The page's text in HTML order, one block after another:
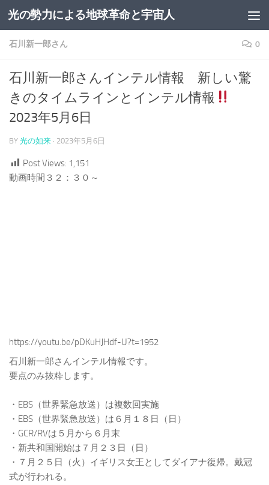
コンテンツへスキップ
光の勢力による地球革命と宇宙人
石川新一郎さん 0
石川新一郎さんインテル情報 新しい驚
きのタイムラインとインテル情報
2023年5月6日
BY 光の如来 · 2023年5月6日
Post Views: 1,151
動画時間３２：３０～
https://youtu.be/pDKuHJHdf-U?t=1952
石川新一郎さんインテル情報です。
要点のみ抜粋します。
・EBS（世界緊急放送）は複数回実施
・EBS（世界緊急放送）は６月１８日（日）
・GCR/RVは５月から６月末
・新共和国開始は７月２３日（日）
・７月２５日（火）イギリス女王としてダイアナ復帰。戴冠
式が行われる。